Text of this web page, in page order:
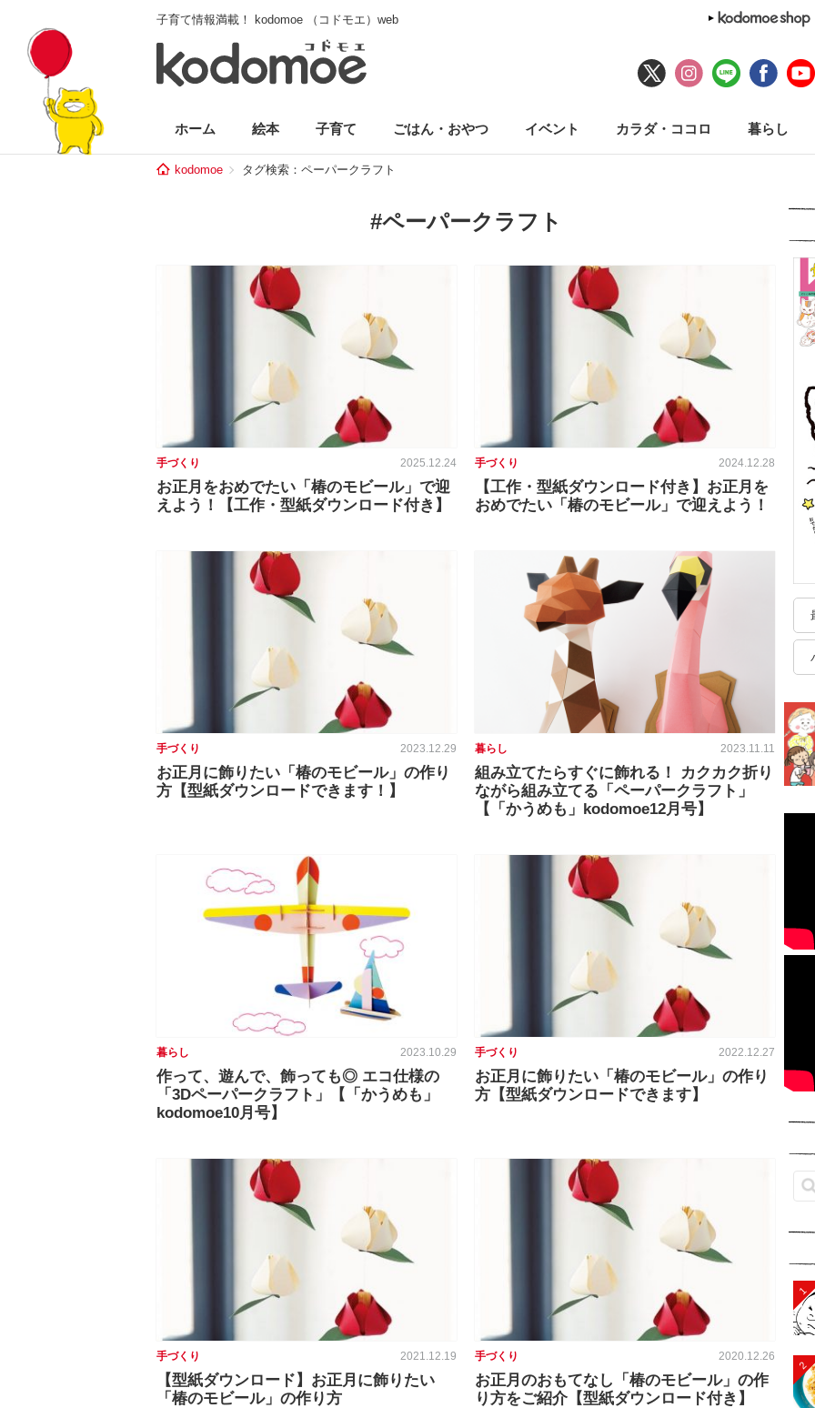
子育て情報満載！ kodomoe （コドモエ）web
ホーム 絵本 子育て ごはん・おやつ イベント カラダ・ココロ 暮らし
kodomoe タグ検索：ペーパークラフト
#ペーパークラフト
手づくり 2025.12.24
お正月をおめでたい「椿のモビール」で迎
えよう！【工作・型紙ダウンロード付き】
手づくり 2024.12.28
【工作・型紙ダウンロード付き】お正月を
おめでたい「椿のモビール」で迎えよう！
手づくり 2023.12.29
お正月に飾りたい「椿のモビール」の作り
方【型紙ダウンロードできます！】
暮らし 2023.11.11
組み立てたらすぐに飾れる！ カクカク折り
ながら組み立てる「ペーパークラフト」
【「かうめも」kodomoe12月号】
暮らし 2023.10.29
作って、遊んで、飾っても◎ エコ仕様の
「3Dペーパークラフト」【「かうめも」
kodomoe10月号】
手づくり 2022.12.27
お正月に飾りたい「椿のモビール」の作り
方【型紙ダウンロードできます】
手づくり 2021.12.19
【型紙ダウンロード】お正月に飾りたい
「椿のモビール」の作り方
手づくり 2020.12.26
お正月のおもてなし「椿のモビール」の作
り方をご紹介【型紙ダウンロード付き】
1
2